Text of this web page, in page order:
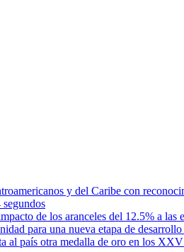
y del Caribe con
de los aranceles del 12.5% a las
para una nueva etapa de
país otra medalla de oro en los XXV